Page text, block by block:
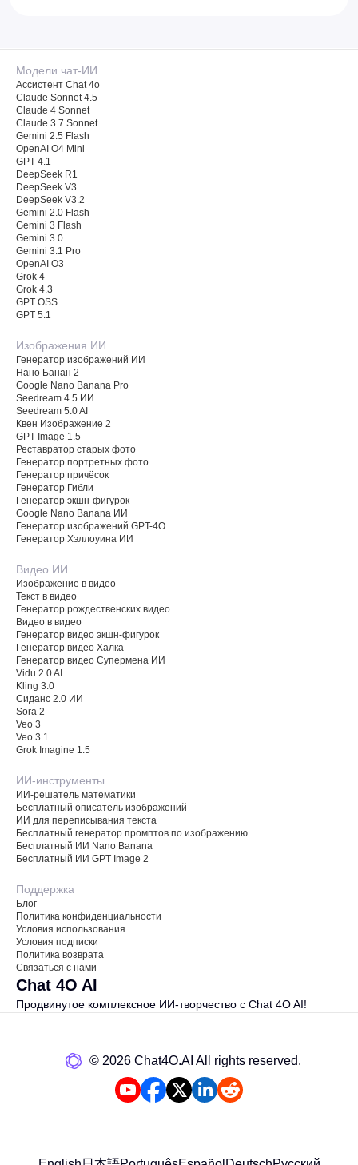
Модели чат-ИИ
Ассистент Chat 4o
Claude Sonnet 4.5
Claude 4 Sonnet
Claude 3.7 Sonnet
Gemini 2.5 Flash
OpenAI O4 Mini
GPT-4.1
DeepSeek R1
DeepSeek V3
DeepSeek V3.2
Gemini 2.0 Flash
Gemini 3 Flash
Gemini 3.0
Gemini 3.1 Pro
OpenAI O3
Grok 4
Grok 4.3
GPT OSS
GPT 5.1
Изображения ИИ
Генератор изображений ИИ
Нано Банан 2
Google Nano Banana Pro
Seedream 4.5 ИИ
Seedream 5.0 AI
Квен Изображение 2
GPT Image 1.5
Реставратор старых фото
Генератор портретных фото
Генератор причёсок
Генератор Гибли
Генератор экшн-фигурок
Google Nano Banana ИИ
Генератор изображений GPT-4O
Генератор Хэллоуина ИИ
Видео ИИ
Изображение в видео
Текст в видео
Генератор рождественских видео
Видео в видео
Генератор видео экшн-фигурок
Генератор видео Халка
Генератор видео Супермена ИИ
Vidu 2.0 AI
Kling 3.0
Сиданс 2.0 ИИ
Sora 2
Veo 3
Veo 3.1
Grok Imagine 1.5
ИИ-инструменты
ИИ-решатель математики
Бесплатный описатель изображений
ИИ для переписывания текста
Бесплатный генератор промптов по изображению
Бесплатный ИИ Nano Banana
Бесплатный ИИ GPT Image 2
Поддержка
Блог
Политика конфиденциальности
Условия использования
Условия подписки
Политика возврата
Связаться с нами
Chat 4O AI
Продвинутое комплексное ИИ-творчество с Chat 4O AI!
©️ 2026 Chat4O.AI All rights reserved.